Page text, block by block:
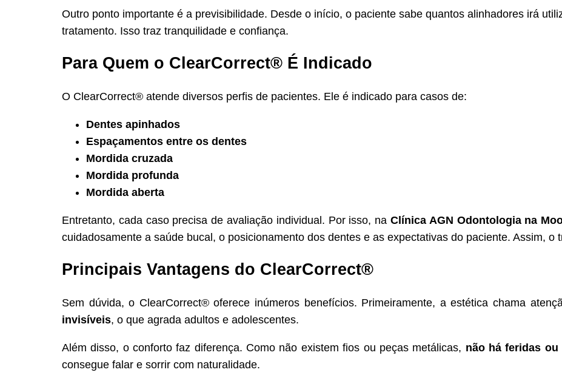
Outro ponto importante é a previsibilidade. Desde o início, o paciente sabe quantos alinhadores irá
tratamento. Isso traz tranquilidade e confiança.
Para Quem o ClearCorrect® É Indicado
O ClearCorrect® atende diversos perfis de pacientes. Ele é indicado para casos de:
Dentes apinhados
Espaçamentos entre os dentes
Mordida cruzada
Mordida profunda
Mordida aberta
Entretanto, cada caso precisa de avaliação individual. Por isso, na Clínica AGN Odontologia na
cuidadosamente a saúde bucal, o posicionamento dos dentes e as expectativas do paciente. Assim, o
Principais Vantagens do ClearCorrect®
Sem dúvida, o ClearCorrect® oferece inúmeros benefícios. Primeiramente, a estética chama
invisíveis, o que agrada adultos e adolescentes.
Além disso, o conforto faz diferença. Como não existem fios ou peças metálicas, não há feridas
consegue falar e sorrir com naturalidade.